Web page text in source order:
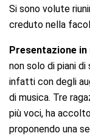
Si sono volute
creduto nella
Presentazione in
non solo di piani
infatti con degli
di musica. Tre
più voci, ha
proponendo una